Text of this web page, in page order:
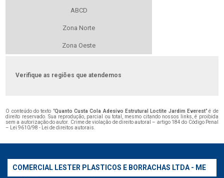
ABCD
Zona Norte
Zona Oeste
Verifique as regiões que atendemos
O conteúdo do texto "Quanto Custa Cola Adesivo Estrutural Loctite Jardim Everest" é de
direito reservado. Sua reprodução, parcial ou total, mesmo citando nossos links, é proibida
sem a autorização do autor. Crime de violação de direito autoral – artigo 184 do Código Penal
– Lei 9610/98 - Lei de direitos autorais.
COMERCIAL LESTER PLASTICOS E BORRACHAS LTDA - ME